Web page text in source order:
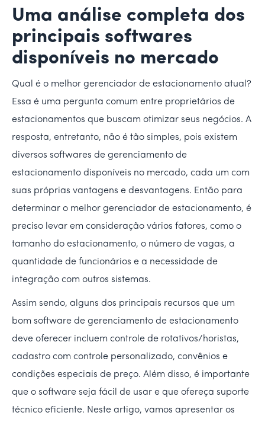
Uma análise completa dos
principais softwares
disponíveis no mercado
Qual é o melhor gerenciador de estacionamento atual?
Essa é uma pergunta comum entre proprietários de
estacionamentos que buscam otimizar seus negócios. A
resposta, entretanto, não é tão simples, pois existem
diversos softwares de gerenciamento de
estacionamento disponíveis no mercado, cada um com
suas próprias vantagens e desvantagens. Então para
determinar o melhor gerenciador de estacionamento, é
preciso levar em consideração vários fatores, como o
tamanho do estacionamento, o número de vagas, a
quantidade de funcionários e a necessidade de
integração com outros sistemas.
Assim sendo, alguns dos principais recursos que um
bom software de gerenciamento de estacionamento
deve oferecer incluem controle de rotativos/horistas,
cadastro com controle personalizado, convênios e
condições especiais de preço. Além disso, é importante
que o software seja fácil de usar e que ofereça suporte
técnico eficiente. Neste artigo, vamos apresentar os